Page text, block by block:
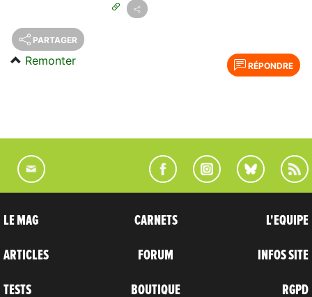
PARTAGER
RÉPONDRE
Remonter
LE MAG
ARTICLES
TESTS
CARNETS
FORUM
BOUTIQUE
L'EQUIPE
INFOS SITE
RGPD